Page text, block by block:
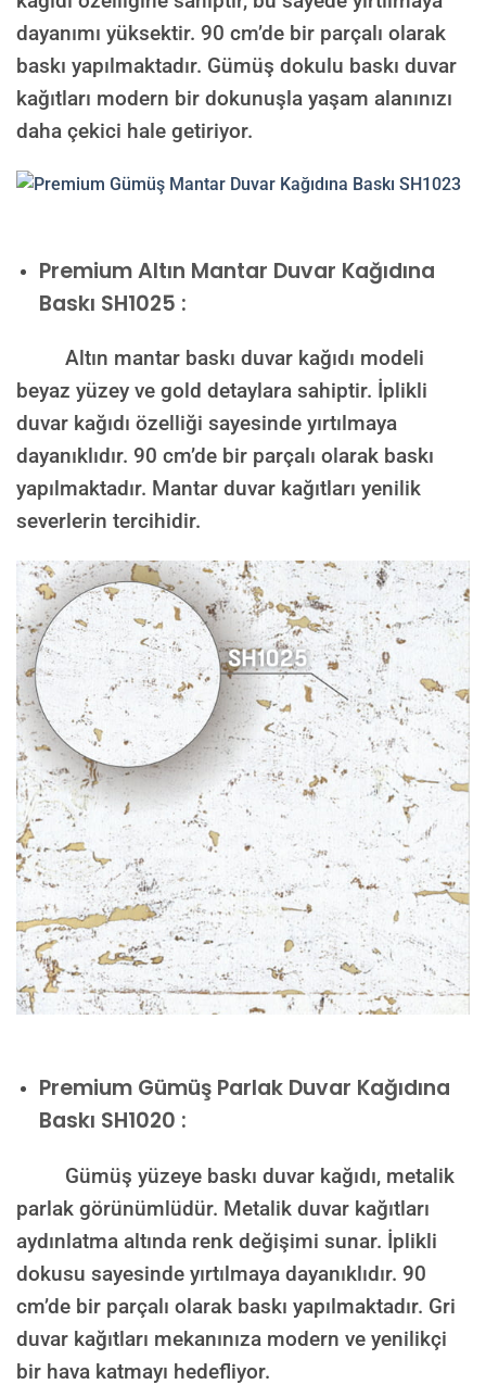
dayanımı yüksektir. 90 cm’de bir parçalı olarak
baskı yapılmaktadır. Gümüş dokulu baskı duvar
kağıtları modern bir dokunuşla yaşam alanınızı
daha çekici hale getiriyor.
PremiumAltın Mantar Duvar Kağıdına
Baskı SH1025 :
Altın mantar baskı duvar kağıdı modeli
beyaz yüzey ve gold detaylara sahiptir. İplikli
duvar kağıdı özelliği sayesinde yırtılmaya
dayanıklıdır. 90 cm’de bir parçalı olarak baskı
yapılmaktadır. Mantar duvar kağıtları yenilik
severlerin tercihidir.
Premium Gümüş Parlak Duvar Kağıdına
Baskı SH1020 :
Gümüş yüzeye baskı duvar kağıdı, metalik
parlak görünümlüdür. Metalik duvar kağıtları
aydınlatma altında renk değişimi sunar. İplikli
dokusu sayesinde yırtılmaya dayanıklıdır. 90
cm’de bir parçalı olarak baskı yapılmaktadır. Gri
duvar kağıtları mekanınıza modern ve yenilikçi
bir hava katmayı hedefliyor.